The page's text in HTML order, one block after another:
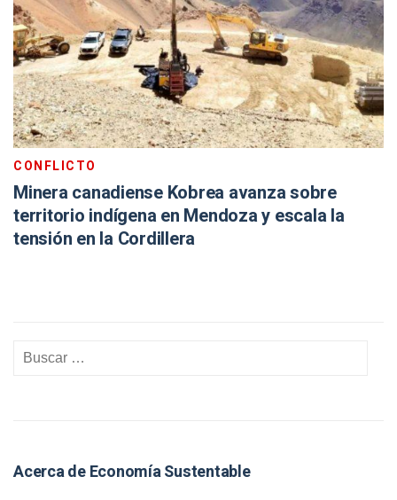
CONFLICTO
Minera canadiense Kobrea avanza sobre
territorio indígena en Mendoza y escala la
tensión en la Cordillera
Acerca de Economía Sustentable